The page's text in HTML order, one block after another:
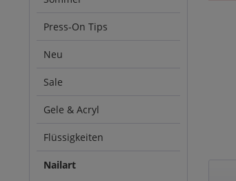
Press-On Tips
Neu
Sale
Gele & Acryl
Flüssigkeiten
Nailart